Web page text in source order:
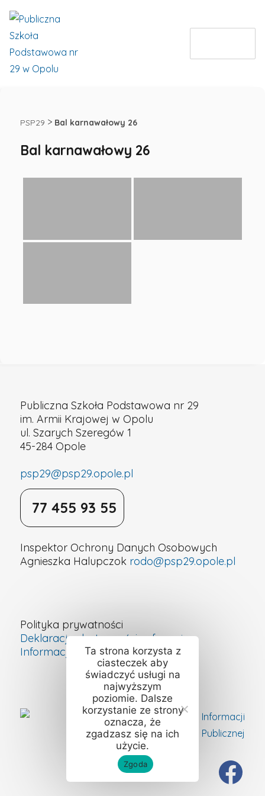
karnawałowy
26
Opolu
PSP29 > Bal karnawałowy 26
Bal karnawałowy 26
Publiczna Szkoła Podstawowa nr 29
im. Armii Krajowej w Opolu
ul. Szarych Szeregów 1
45-284 Opole
psp29@psp29.opole.pl
77 455 93 55
Inspektor Ochrony Danych Osobowych
Agnieszka Halupczok rodo@psp29.opole.pl
Polityka prywatności
Deklaracja dostępności cyfrowej
Informacje o szkole – ETR
Ta strona korzysta z
ciasteczek aby
świadczyć usługi na
najwyższym
poziomie. Dalsze
korzystanie ze strony
oznacza, że
zgadzasz się na ich
użycie.
Zgoda